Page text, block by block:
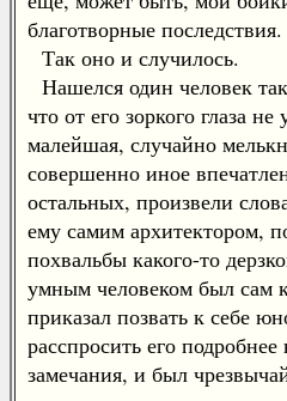
благотворные последствия.
Так оно и случилось.
Нашелся один человек
что от его зоркого глаза не
малейшая, случайно
совершенно иное
остальных, произвели
ему самим архитектором,
похвальбы какого-то
умным человеком был сам
приказал позвать к себе
расспросить его
замечания, и был